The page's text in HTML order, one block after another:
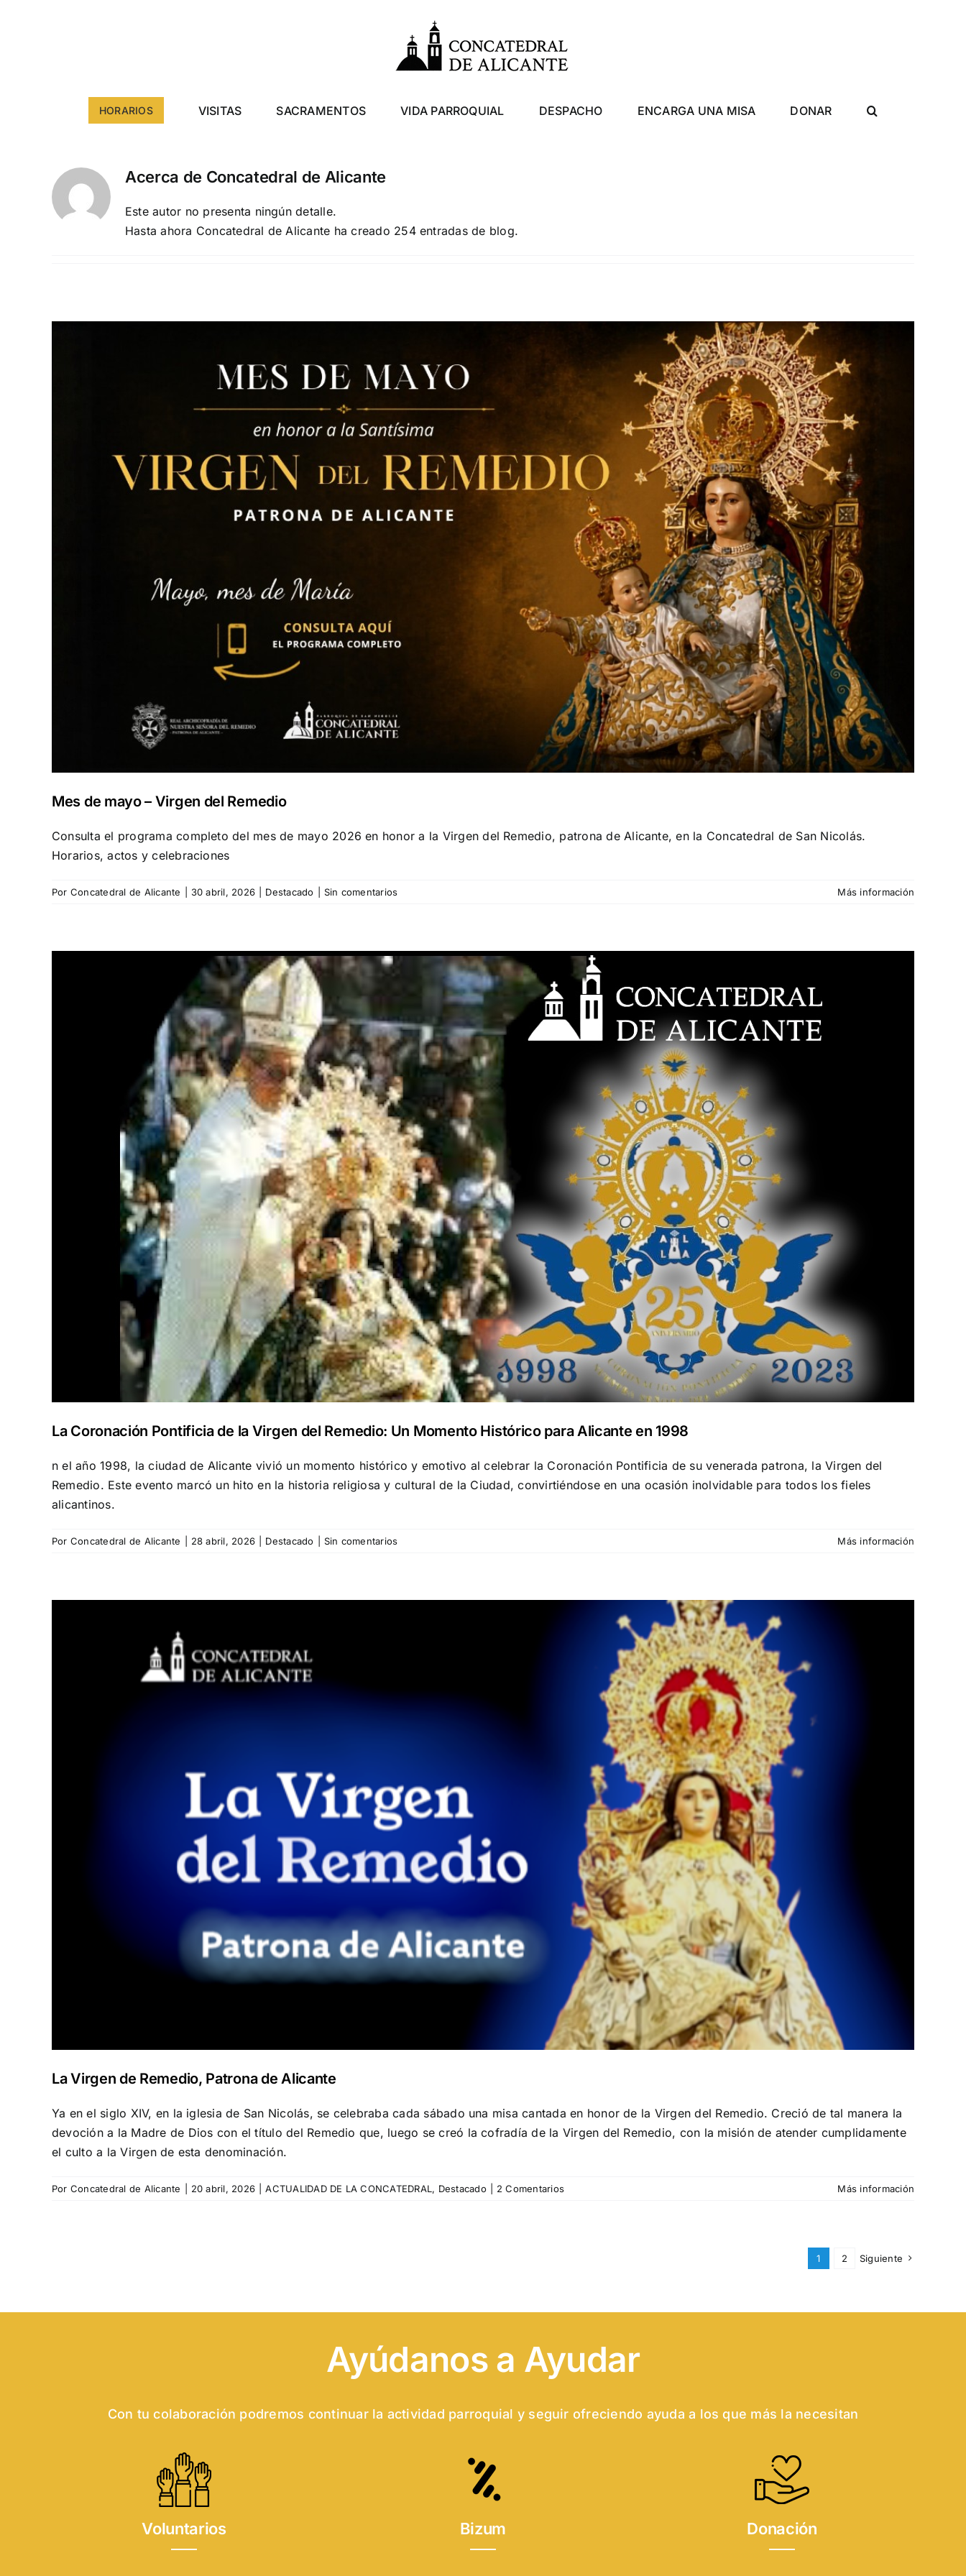
HORARIOS VISITAS SACRAMENTOS VIDA PARROQUIAL DESPACHO ENCARGA UNA MISA DONAR
Acerca de Concatedral de Alicante
Este autor no presenta ningún detalle.
Hasta ahora Concatedral de Alicante ha creado 254 entradas de blog.
Mes de mayo – Virgen del Remedio
Consulta el programa completo del mes de mayo 2026 en honor a la Virgen del Remedio, patrona de Alicante, en la Concatedral de San Nicolás.
Horarios, actos y celebraciones
Por Concatedral de Alicante 30 abril, 2026 Destacado Sin comentarios Más información
La Coronación Pontificia de la Virgen del Remedio: Un Momento Histórico para Alicante en 1998
n el año 1998, la ciudad de Alicante vivió un momento histórico y emotivo al celebrar la Coronación Pontificia de su venerada patrona, la Virgen del
Remedio. Este evento marcó un hito en la historia religiosa y cultural de la Ciudad, convirtiéndose en una ocasión inolvidable para todos los fieles
alicantinos.
Por Concatedral de Alicante 28 abril, 2026 Destacado Sin comentarios Más información
La Virgen de Remedio, Patrona de Alicante
Ya en el siglo XIV, en la iglesia de San Nicolás, se celebraba cada sábado una misa cantada en honor de la Virgen del Remedio. Creció de tal manera la
devoción a la Madre de Dios con el título del Remedio que, luego se creó la cofradía de la Virgen del Remedio, con la misión de atender cumplidamente
el culto a la Virgen de esta denominación.
Por Concatedral de Alicante 20 abril, 2026 ACTUALIDAD DE LA CONCATEDRAL, Destacado 2 Comentarios Más información
1 2 Siguiente
Ayúdanos a Ayudar
Con tu colaboración podremos continuar la actividad parroquial y seguir ofreciendo ayuda a los que más la necesitan
Voluntarios Bizum Donación